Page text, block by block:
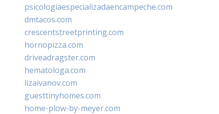
psicologiaespecializadaencampeche.com
dmtacos.com
crescentstreetprinting.com
hornopizza.com
driveadragster.com
hematologa.com
lizaivanov.com
guesttinyhomes.com
home-plow-by-meyer.com